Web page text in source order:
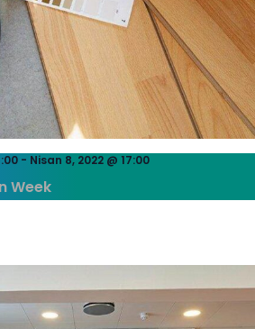
- Nisan 8, 2022 @ 17:00
Week